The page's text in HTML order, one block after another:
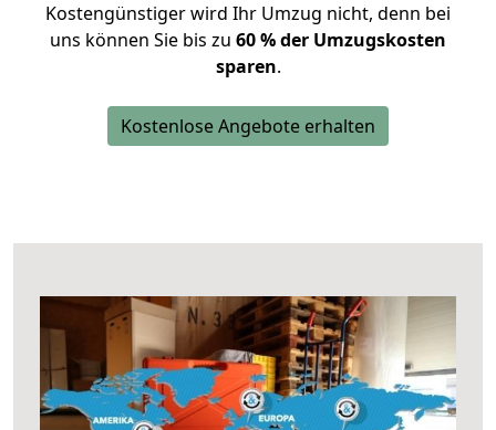
Kostengünstiger wird Ihr Umzug nicht, denn bei
uns können Sie bis zu 60 % der Umzugskosten
sparen.
Kostenlose Angebote erhalten